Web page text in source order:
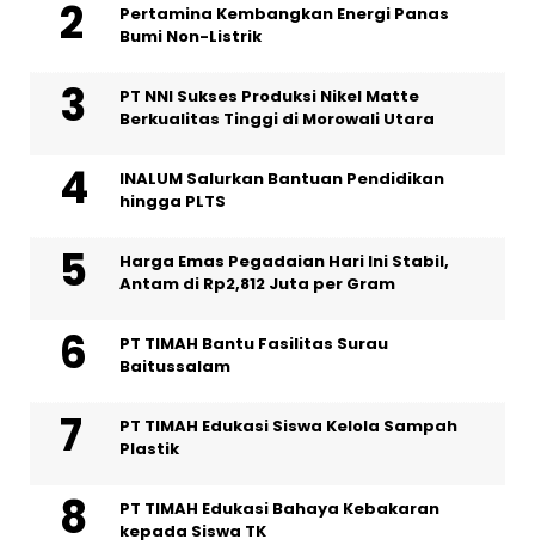
Pertamina Kembangkan Energi Panas
Bumi Non-Listrik
PT NNI Sukses Produksi Nikel Matte
Berkualitas Tinggi di Morowali Utara
INALUM Salurkan Bantuan Pendidikan
hingga PLTS
Harga Emas Pegadaian Hari Ini Stabil,
Antam di Rp2,812 Juta per Gram
PT TIMAH Bantu Fasilitas Surau
Baitussalam
PT TIMAH Edukasi Siswa Kelola Sampah
Plastik
PT TIMAH Edukasi Bahaya Kebakaran
kepada Siswa TK